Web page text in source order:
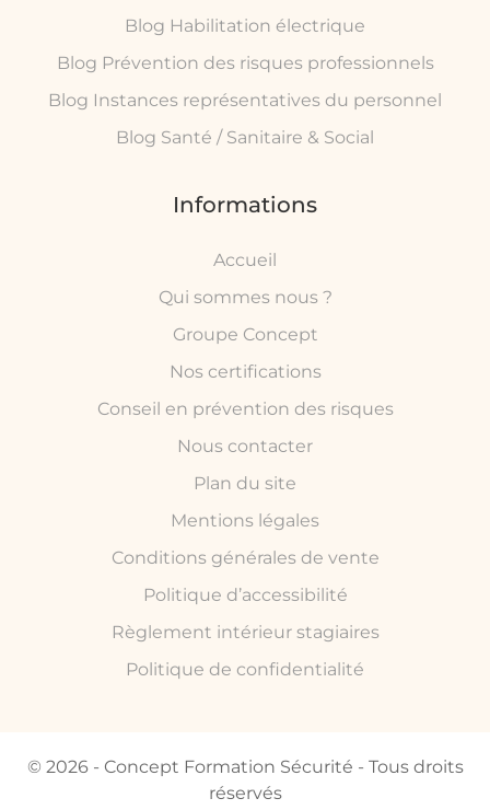
Blog Habilitation électrique
Blog Prévention des risques professionnels
Blog Instances représentatives du personnel
Blog Santé / Sanitaire & Social
Informations
Accueil
Qui sommes nous ?
Groupe Concept
Nos certifications
Conseil en prévention des risques
Nous contacter
Plan du site
Mentions légales
Conditions générales de vente
Politique d’accessibilité
Règlement intérieur stagiaires
Politique de confidentialité
© 2026 - Concept Formation Sécurité - Tous droits
réservés